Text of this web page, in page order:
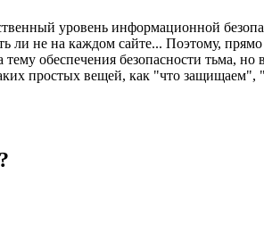
уровень информационной
ли не на каждом сайте... Поэтому,
обеспечения безопасности тьма,
простых вещей, как "что